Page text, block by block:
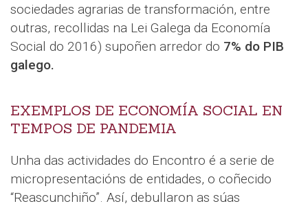
sociedades agrarias de transformación, entre
outras, recollidas na Lei Galega da Economía
Social do 2016) supoñen arredor do 7% do PIB
galego.
EXEMPLOS DE ECONOMÍA SOCIAL EN
TEMPOS DE PANDEMIA
Unha das actividades do Encontro é a serie de
micropresentacións de entidades, o coñecido
“Reascunchiño”. Así, debullaron as súas